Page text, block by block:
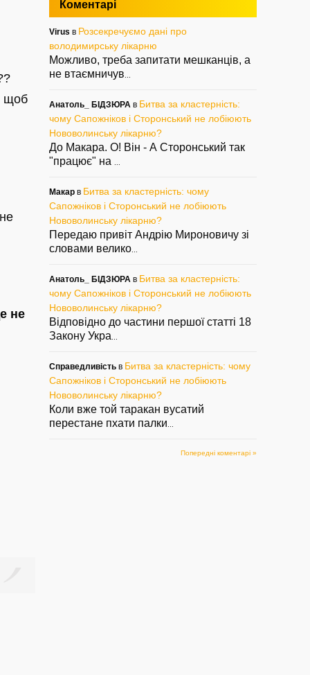
щоб
не
Коментарі
Virus в Розсекречуємо дані про
володимирську лікарню
Можливо, треба запитати мешканців, а
не втаємничув
Анатоль_ БІДЗЮРА в Битва за кластерність:
чому Сапожніков і Сторонський не лобіюють
Нововолинську лікарню?
До Макара. О! Він - А Сторонський так
"працює" на
Макар в Битва за кластерність: чому
Сапожніков і Сторонський не лобіюють
Нововолинську лікарню?
Передаю привіт Андрію Мироновичу зі
словами велико
Анатоль_ БІДЗЮРА в Битва за кластерність:
чому Сапожніков і Сторонський не лобіюють
Нововолинську лікарню?
Відповідно до частини першої статті 18
Закону Укра
Справедливість в Битва за кластерність: чому
Сапожніков і Сторонський не лобіюють
Нововолинську лікарню?
Коли вже той таракан вусатий
перестане пхати палки
Попередні коментарі »